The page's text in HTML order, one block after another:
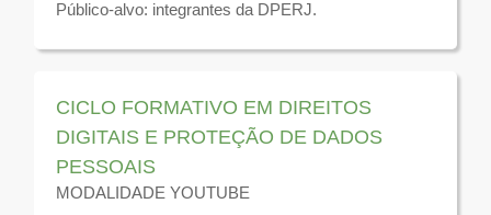
Público-alvo: integrantes da DPERJ.
Disponível para visualização até 31 de dezembro de
CICLO FORMATIVO EM DIREITOS
DIGITAIS E PROTEÇÃO DE DADOS
PESSOAIS
MODALIDADE YOUTUBE